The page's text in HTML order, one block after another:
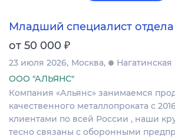
Младший специалист отдела
от 50 000 ₽
23 июля 2026 Москва
Нагатинская
ООО "АЛЬЯНС"
Компания «Альянс» занимаемся
качественного металлопроката с
клиентами по всей России , наши
тесно связаны с оборонными